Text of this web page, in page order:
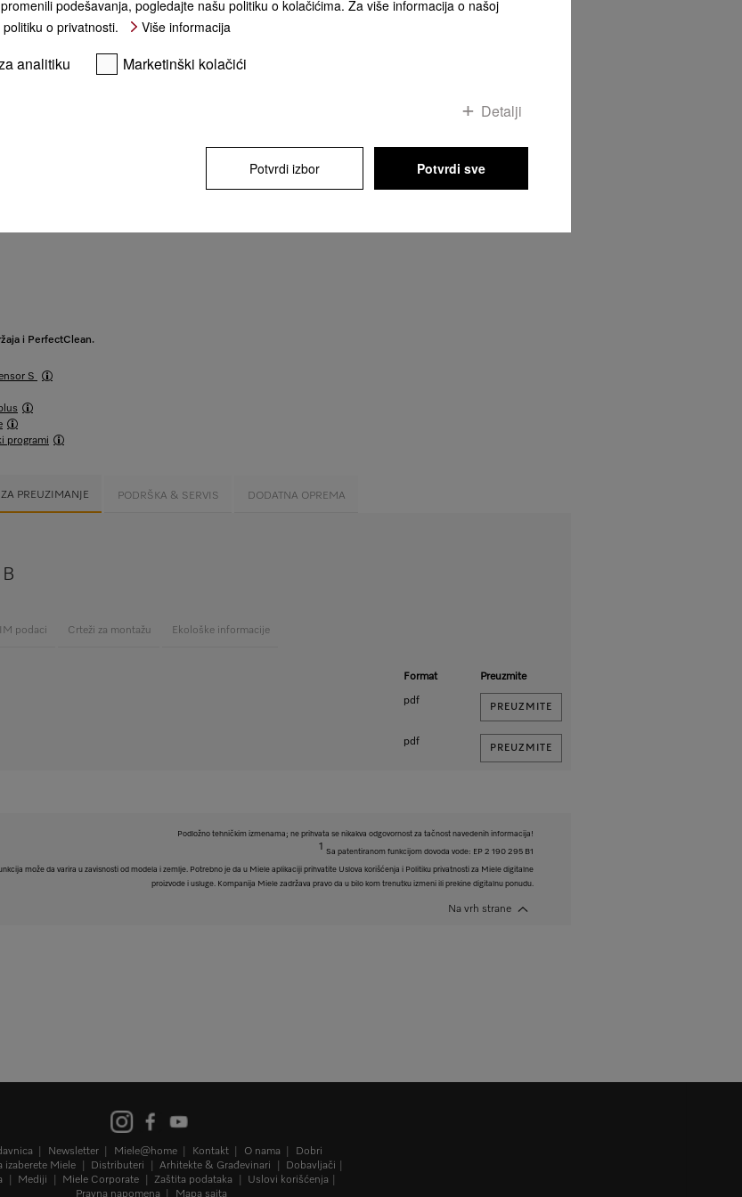
i PerfectClean.
S
programi
PREUZIMANJE PODRŠKA & SERVIS DODATNA OPREMA
podaci Crteži za montažu Ekološke informacije
Format Preuzmite
pdf
PREUZMITE
pdf
PREUZMITE
Podložno tehničkim izmenama; ne prihvata se nikakva odgovornost za tačnost navedenih informacija!
1
Sa patentiranom funkcijom dovoda vode: EP 2 190 295 B1
može da varira u zavisnosti od modela i zemlje. Potrebno je da u Miele aplikaciji prihvatite Uslova korišćenja i Politiku privatnosti za Miele digitalne
proizvode i usluge. Kompanija Miele zadržava pravo da u bilo kom trenutku izmeni ili prekine digitalnu ponudu.
Na vrh strane
Newsletter Miele@home Kontakt O nama
Dobri
izaberete Miele
Distributeri Arhitekte & Građevinari
Dobavljači
Mediji Miele Corporate Zaštita podataka
Uslovi korišćenja
Pravna napomena
Mapa sajta
podešavanja, pogledajte našu politiku o kolačićima. Za više informacija o našoj
o privatnosti.
Više informacija
analitiku Marketinški kolačići
Detalji
Potvrdi izbor Potvrdi sve